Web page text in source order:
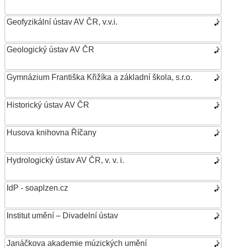
Geofyzikální ústav AV ČR, v.v.i.
Geologický ústav AV ČR
Gymnázium Františka Křižíka a základní škola, s.r.o.
Historický ústav AV ČR
Husova knihovna Říčany
Hydrologický ústav AV ČR, v. v. i.
IdP - soaplzen.cz
Institut umění – Divadelní ústav
Janáčkova akademie múzických umění